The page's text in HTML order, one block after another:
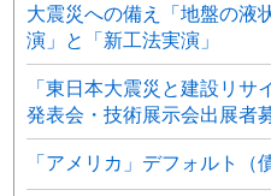
大震災への備え「地盤の液
演」と「新工法実演」
「東日本大震災と建設リ
発表会・技術展示会出展者
「アメリカ」デフォルト（